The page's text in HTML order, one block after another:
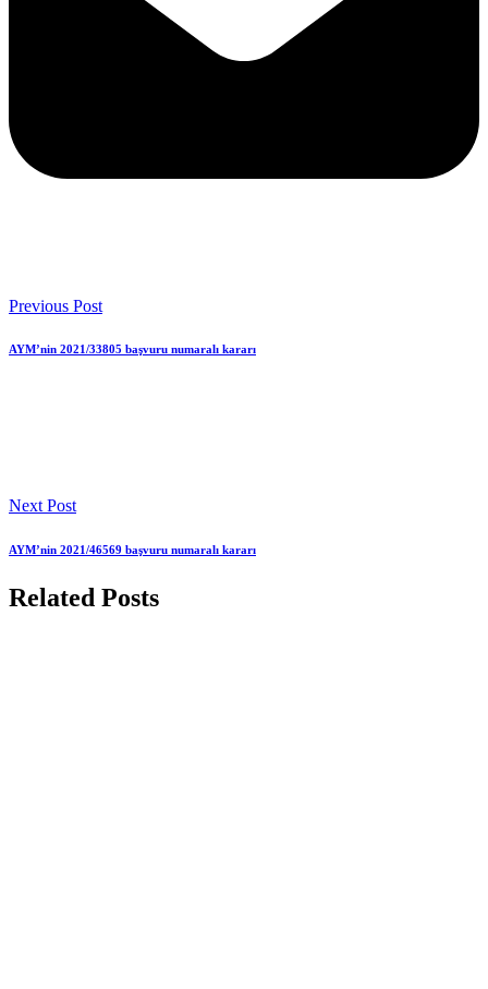
Previous Post
AYM’nin 2021/33805 başvuru numaralı kararı
Next Post
AYM’nin 2021/46569 başvuru numaralı kararı
Related Posts